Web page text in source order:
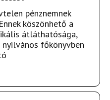
pénznemnek
köszönhető a
átláthatósága,
főkönyvben